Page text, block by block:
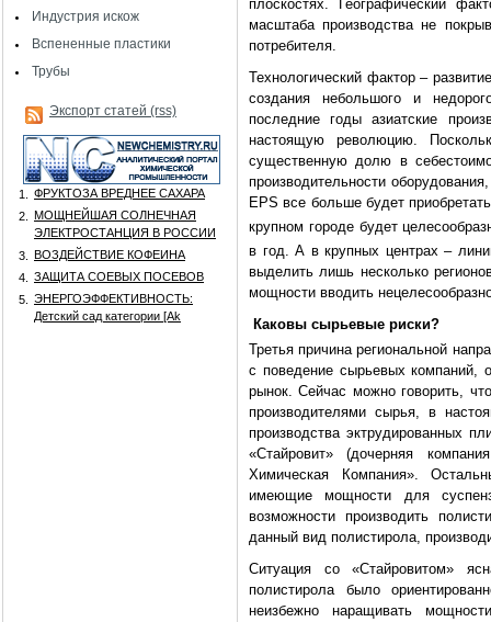
Индустрия искож
Вспененные пластики
Трубы
Экспорт статей (rss)
1.
ФРУКТОЗА ВРЕДНЕЕ САХАРА
2.
МОЩНЕЙШАЯ СОЛНЕЧНАЯ
ЭЛЕКТРОСТАНЦИЯ В РОССИИ
3.
ВОЗДЕЙСТВИЕ КОФЕИНА
4.
ЗАЩИТА СОЕВЫХ ПОСЕВОВ
5.
ЭНЕРГОЭФФЕКТИВНОСТЬ:
Детский сад категории [Аk
плоскостях. Географический
масштаба производства не
потребителя.
Технологический фактор –
создания небольшого и
последние годы азиатские
настоящую революцию.
существенную долю в
производительности
EPS все больше будет
крупном городе будет
в год. А в крупных центрах –
выделить лишь несколько
мощности вводить
Каковы сырьевые риски?
Третья причина региональной
с поведение сырьевых компаний,
рынок. Сейчас можно говорить,
производителями сырья, в
производства эктрудированных
«Стайровит» (дочерняя
Химическая Компания».
имеющие мощности для
возможности производить
данный вид полистирола,
Ситуация со «Стайровитом»
полистирола было
неизбежно наращивать